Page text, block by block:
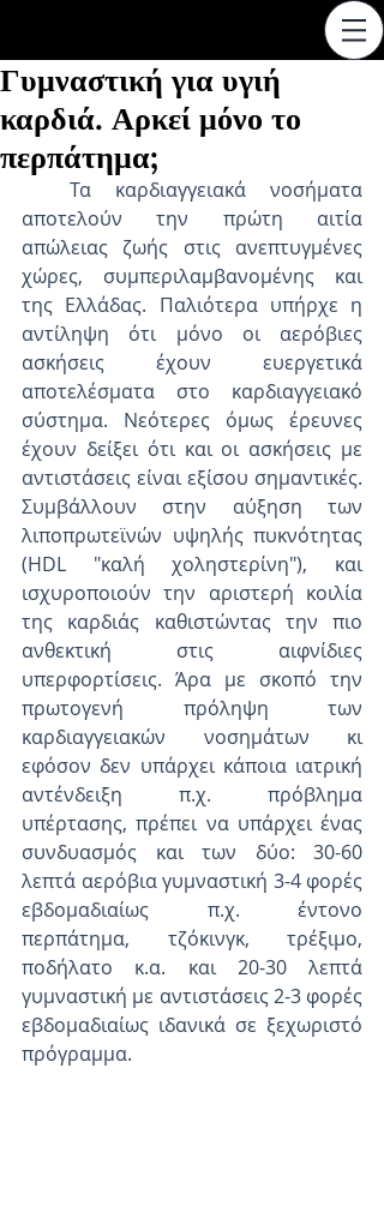
Γυμναστική για υγιή
καρδιά. Αρκεί μόνο το
περπάτημα;
αποτελούν την πρώτη αιτία
απώλειας ζωής στις ανεπτυγμένες
χώρες, συμπεριλαμβανομένης και
της Ελλάδας. Παλιότερα υπήρχε η
αντίληψη ότι μόνο οι αερόβιες
ασκήσεις έχουν ευεργετικά
αποτελέσματα στο καρδιαγγειακό
σύστημα. Νεότερες όμως έρευνες
έχουν δείξει ότι και οι ασκήσεις με
αντιστάσεις είναι εξίσου σημαντικές.
Συμβάλλουν στην αύξηση των
λιποπρωτεϊνών υψηλής πυκνότητας
(HDL "καλή χοληστερίνη"), και
ισχυροποιούν την αριστερή κοιλία
της καρδιάς καθιστώντας την πιο
ανθεκτική στις αιφνίδιες
υπερφορτίσεις. Άρα με σκοπό την
πρωτογενή πρόληψη των
καρδιαγγειακών νοσημάτων κι
εφόσον δεν υπάρχει κάποια ιατρική
αντένδειξη π.χ. πρόβλημα
υπέρτασης, πρέπει να υπάρχει ένας
συνδυασμός και των δύο: 30-60
λεπτά αερόβια γυμναστική 3-4 φορές
εβδομαδιαίως π.χ. έντονο
περπάτημα, τζόκινγκ, τρέξιμο,
ποδήλατο κ.α. και 20-30 λεπτά
γυμναστική με αντιστάσεις 2-3 φορές
εβδομαδιαίως ιδανικά σε ξεχωριστό
πρόγραμμα.